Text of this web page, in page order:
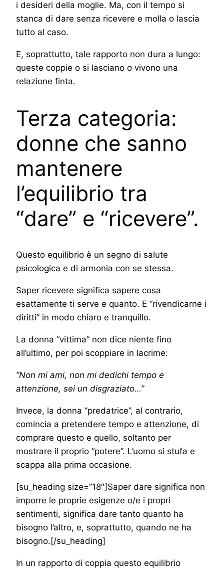
i desideri della moglie. Ma, con il tempo si
stanca di dare senza ricevere e molla o lascia
tutto al caso.
E, soprattutto, tale rapporto non dura a lungo:
queste coppie o si lasciano o vivono una
relazione finta.
Terza categoria:
donne che sanno
mantenere
l’equilibrio tra
“dare” e “ricevere”.
Questo equilibrio è un segno di salute
psicologica e di armonia con se stessa.
Saper ricevere significa sapere cosa
esattamente ti serve e quanto. E “rivendicarne i
diritti” in modo chiaro e tranquillo.
La donna “vittima” non dice niente fino
all’ultimo, per poi scoppiare in lacrime:
“Non mi ami, non mi dedichi tempo e
attenzione, sei un disgraziato…”
Invece, la donna “predatrice”, al contrario,
comincia a pretendere tempo e attenzione, di
comprare questo e quello, soltanto per
mostrare il proprio “potere”. L’uomo si stufa e
scappa alla prima occasione.
[su_heading size=”18″]Saper dare significa non
imporre le proprie esigenze o/e i propri
sentimenti, significa dare tanto quanto ha
bisogno l’altro, e, soprattutto, quando ne ha
bisogno.[/su_heading]
In un rapporto di coppia questo equilibrio